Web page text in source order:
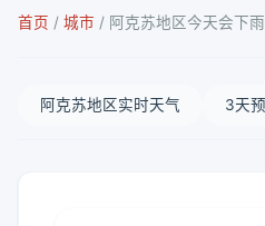
首页 / 城市 / 阿克苏地区今天会下
阿克苏地区实时天气 3天